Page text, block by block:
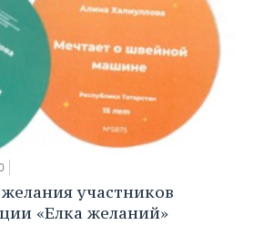
участников
«Елка желаний»